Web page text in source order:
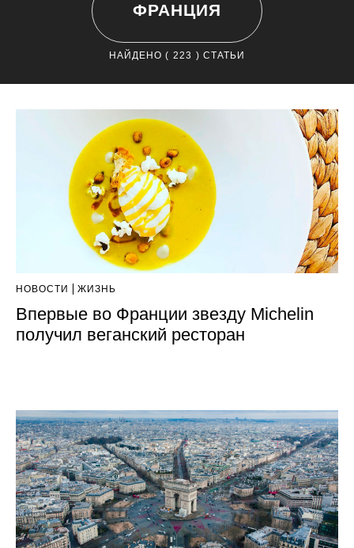
ФРАНЦИЯ
НАЙДЕНО ( 223 ) СТАТЬИ
НОВОСТИ ЖИЗНЬ
Впервые во Франции звезду Michelin
получил веганский ресторан